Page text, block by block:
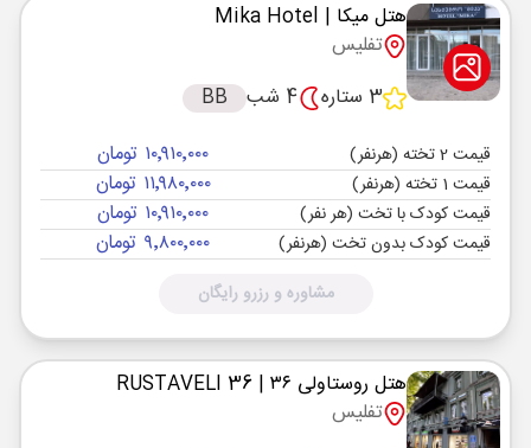
هتل میکا | Mika Hotel
تفلیس
3 ستاره
4 شب BB
قیمت 2 تخته (هرنفر) ۱۰٬۹۱۰٬۰۰۰ تومان
قیمت 1 تخته (هرنفر) ۱۱٬۹۸۰٬۰۰۰ تومان
قیمت کودک با تخت (هر نفر) ۱۰٬۹۱۰٬۰۰۰ تومان
قیمت کودک بدون تخت (هرنفر) ۹٬۸۰۰٬۰۰۰ تومان
مشاوره و رزرو رایگان
هتل روستاولی ۳۶
| RUSTAVELI 36
تفلیس